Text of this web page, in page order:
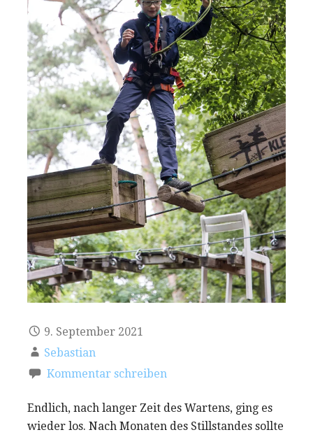
9. September 2021
Sebastian
Kommentar schreiben
Endlich, nach langer Zeit des Wartens, ging es
wieder los. Nach Monaten des Stillstandes sollte